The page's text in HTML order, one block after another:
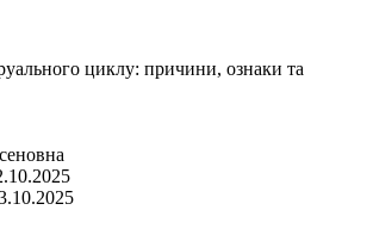
циклу: причини, ознаки та